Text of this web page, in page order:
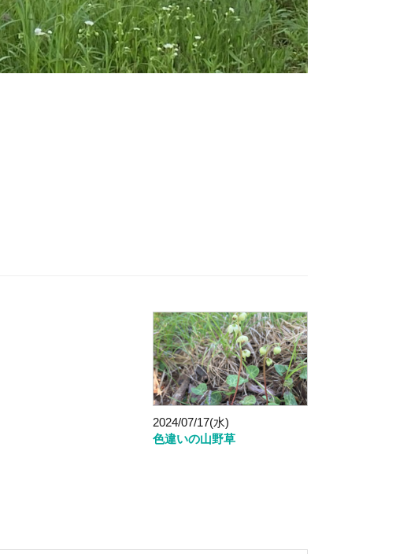
2024/07/17(水)
色違いの山野草